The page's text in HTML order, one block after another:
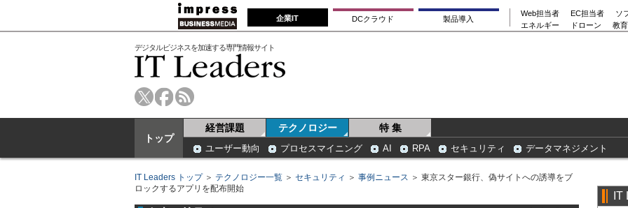
企業IT DCクラウド 製品導入
Web担当者 EC担当者
ソ
エネルギー
ドローン 教
デジタルビジネスを加速する専門情報サイト
トップ
経営課題 テクノロジー 特 集
ユーザー動向 プロセスマイニング AI RPA セキュリティ データマネジメント
IT Leaders トップ＞ テクノロジー一覧 ＞ セキュリティ ＞ 事例ニュース ＞ 東京スター銀行、偽サイトへの誘導をブ
ロックするアプリを配布開始
IT